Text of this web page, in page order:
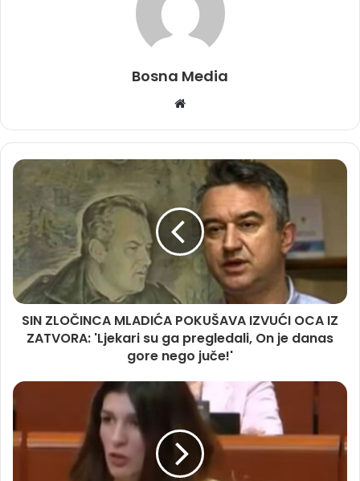
Bosna Media
Website
SIN ZLOČINCA MLADIĆA POKUŠAVA IZVUĆI OCA IZ
ZATVORA: 'Ljekari su ga pregledali, On je danas
gore nego juče!'